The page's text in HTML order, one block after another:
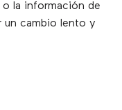
la información de
un cambio lento y